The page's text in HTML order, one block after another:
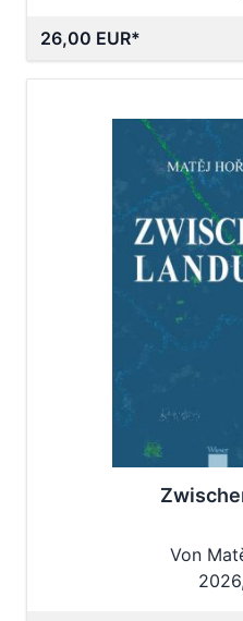
26,00 EUR
Von